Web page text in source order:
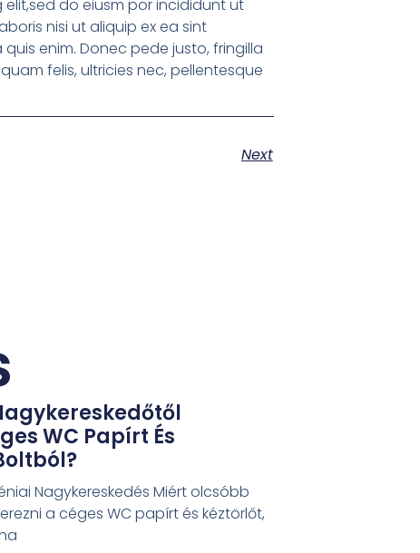
do eiusm por incididunt ut
nisi ut aliquip ex ea sint
enim. Donec pede justo, fringilla
felis, ultricies nec, pellentesque
Next
WC Papírt És
Nagykereskedés Miért olcsóbb
a céges WC papírt és kéztörlőt,